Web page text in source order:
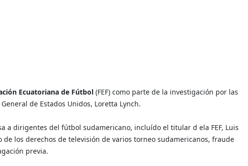
Ecuatoriana de Fútbol (FEF) como parte de la investigación por las
de Estados Unidos, Loretta Lynch.
a dirigentes del fútbol sudamericano, incluído el titular d ela FEF, Luis
los derechos de televisión de varios torneo sudamericanos, fraude
previa.